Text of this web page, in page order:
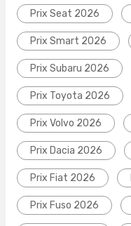
Prix Seat 2026
Prix Smart 2026
Prix Subaru 2026
Prix Toyota 2026
Prix Volvo 2026
Prix Dacia 2026
Prix Fiat 2026
Prix Fuso 2026